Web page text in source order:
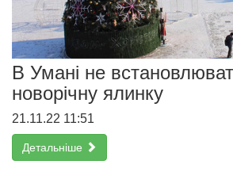
В Умані не
новорічну ялинку
21.11.22 11:51
Детальніше